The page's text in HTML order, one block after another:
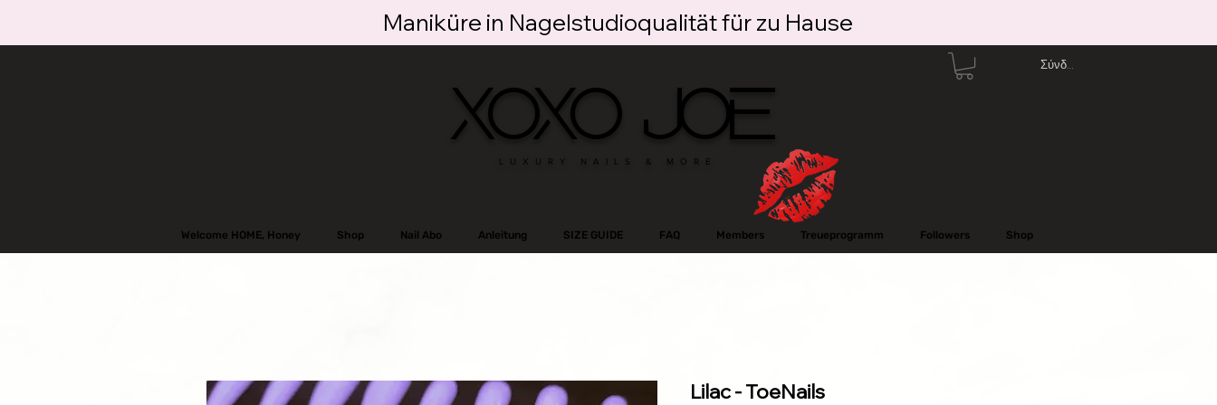
Maniküre in Nagelstudioqualität für zu Hause
XOXO JOE
LUXURY NAILS & MORE
Σύνδεση
Welcome HOME, Honey Shop Nail Abo Anleitung SIZE GUIDE FAQ Members Treueprogramm Followers Shop
Lilac - ToeNails